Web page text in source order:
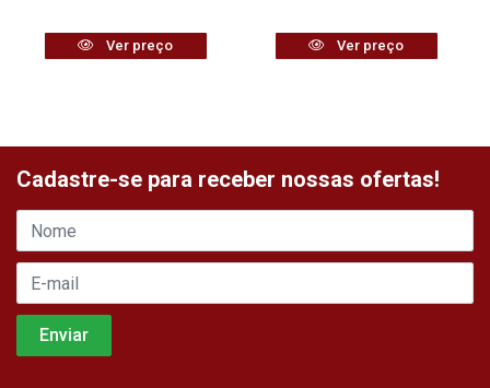
Ver preço Ver preço
Cadastre-se para receber nossas ofertas!